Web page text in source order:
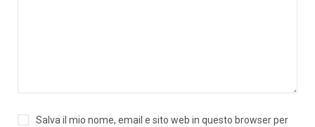
Salva il mio nome, email e sito web in questo browser per